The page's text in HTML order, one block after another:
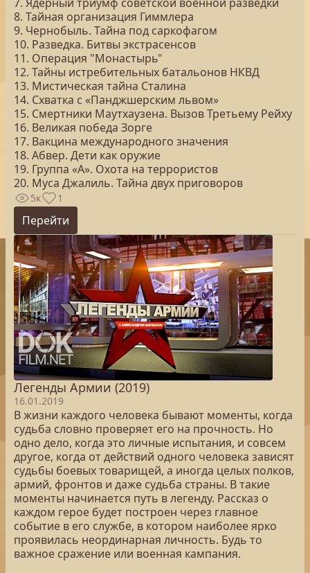
8. Тайная организация Гиммлера
9. Чернобыль. Тайна под саркофагом
10. Разведка. Битвы экстрасенсов
11. Операция "Монастырь"
12. Тайны истребительных батальонов НКВД
13. Мистическая тайна Сталина
14. Схватка с «Панджшерским львом»
15. Смертники Маутхаузена. Вызов Третьему Рейху
16. Великая победа Зорге
17. Вакцина международного значения
18. Абвер. Дети как оружие
19. Группа «А». Охота на террористов
20. Муса Джалиль. Тайна двух приговоров
5к 1
Перейти
Легенды Армии (2019)
16.01.2019
В жизни каждого человека бывают моменты, когда
судьба словно проверяет его на прочность. Но
одно дело, когда это личные испытания, и совсем
другое, когда от действий одного человека зависят
судьбы боевых товарищей, а иногда целых полков,
армий, фронтов и даже судьба страны. В такие
моменты начинается путь в легенду. Рассказ о
каждом герое будет построен через главное
событие в его службе, в котором наиболее ярко
проявилась неординарная личность. Будь то
важное сражение или военная кампания.